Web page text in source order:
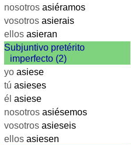
nosotros asiéramos
vosotros asierais
ellos asieran
Subjuntivo pretérito
imperfecto (2)
yo asiese
tú asieses
él asiese
nosotros asiésemos
vosotros asieseis
ellos asiesen